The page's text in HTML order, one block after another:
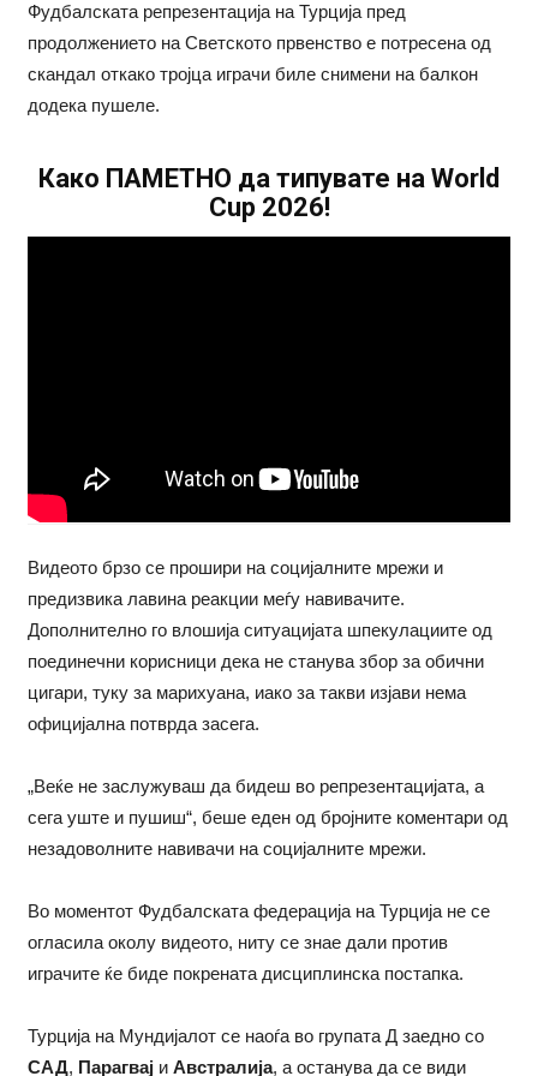
Фудбалската репрезентација на Турција пред
продолжението на Светското првенство е потресена од
скандал откако тројца играчи биле снимени на балкон
додека пушеле.
Како ПАМЕТНО да типувате на World
Cup 2026!
Видеото брзо се прошири на социјалните мрежи и
предизвика лавина реакции меѓу навивачите.
Дополнително го влошија ситуацијата шпекулациите од
поединечни корисници дека не станува збор за обични
цигари, туку за марихуана, иако за такви изјави нема
официјална потврда засега.
„Веќе не заслужуваш да бидеш во репрезентацијата, а
сега уште и пушиш“, беше еден од бројните коментари од
незадоволните навивачи на социјалните мрежи.
Во моментот Фудбалската федерација на Турција не се
огласила околу видеото, ниту се знае дали против
играчите ќе биде покрената дисциплинска постапка.
Турција на Мундијалот се наоѓа во групата Д заедно со
САД, Парагваји Австралија, а останува да се види